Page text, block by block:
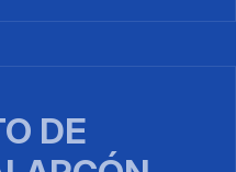
DE